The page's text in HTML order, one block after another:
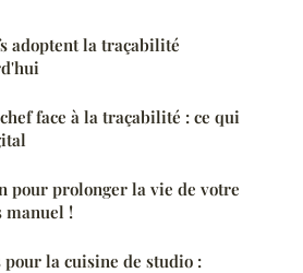
adoptent la traçabilité
face à la traçabilité : ce qui
pour prolonger la vie de votre
manuel !
pour la cuisine de studio :